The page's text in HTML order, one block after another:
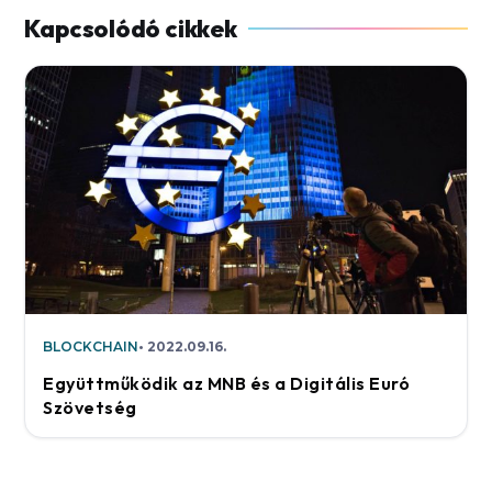
BLOCKCHAIN 2022.09.16.
Együttműködik az MNB és a Digitális Euró
Szövetség